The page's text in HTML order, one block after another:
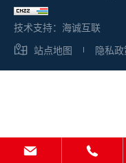
技术支持：海诚互联
站点地图
隐私政